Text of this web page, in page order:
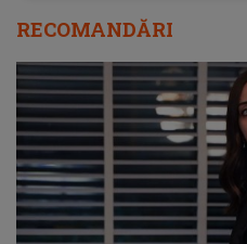
RECOMANDĂRI